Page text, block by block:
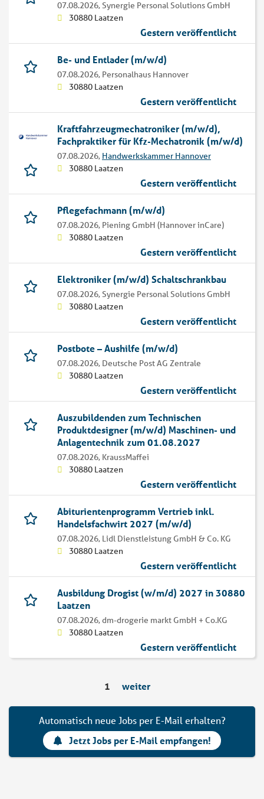
07.08.2026,Synergie Personal Solutions GmbH
30880 Laatzen
Gestern veröffentlicht
Be- und Entlader (m/w/d)
07.08.2026, Personalhaus Hannover
30880 Laatzen
Gestern veröffentlicht
Kraftfahrzeugmechatroniker (m/w/d),
Fachpraktiker für Kfz-Mechatronik (m/w/d)
07.08.2026, Handwerkskammer Hannover
30880 Laatzen
Gestern veröffentlicht
Pflegefachmann (m/w/d)
07.08.2026, Piening GmbH (Hannover inCare)
30880 Laatzen
Gestern veröffentlicht
Elektroniker (m/w/d) Schaltschrankbau
07.08.2026,Synergie Personal Solutions GmbH
30880 Laatzen
Gestern veröffentlicht
Postbote – Aushilfe (m/w/d)
07.08.2026, Deutsche Post AG Zentrale
30880 Laatzen
Gestern veröffentlicht
Auszubildenden zum Technischen
Produktdesigner (m/w/d) Maschinen- und
Anlagentechnik zum 01.08.2027
07.08.2026, KraussMaffei
30880 Laatzen
Gestern veröffentlicht
Abiturientenprogramm Vertrieb inkl.
Handelsfachwirt 2027 (m/w/d)
07.08.2026, Lidl Dienstleistung GmbH & Co. KG
30880 Laatzen
Gestern veröffentlicht
Ausbildung Drogist (w/m/d) 2027 in 30880
Laatzen
07.08.2026,dm-drogerie markt GmbH + Co.KG
30880 Laatzen
Gestern veröffentlicht
1 weiter
Automatisch neue Jobs per E-Mail erhalten?
Jetzt Jobs per E-Mail empfangen!